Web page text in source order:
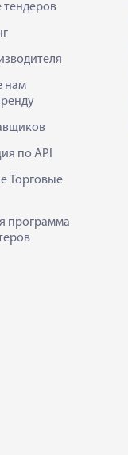
тендеров
нам
по API
Торговые
программа